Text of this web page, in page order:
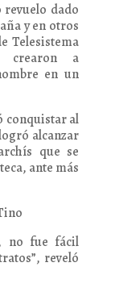
revuelo dado
y en otros
Telesistema
crearon a
en un
conquistar al
alcanzar
que se
ante más
no fue fácil
reveló